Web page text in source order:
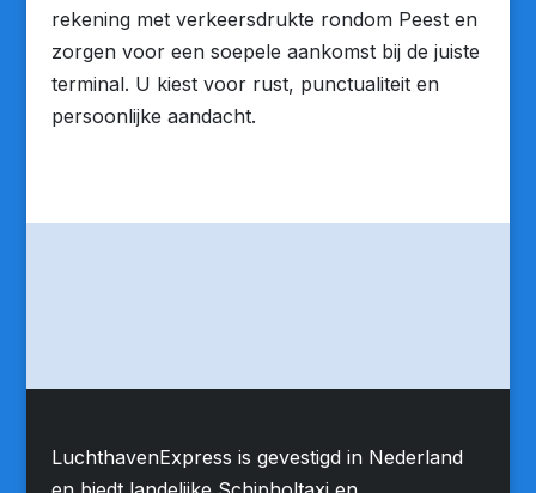
rekening met verkeersdrukte rondom Peest en
zorgen voor een soepele aankomst bij de juiste
terminal. U kiest voor rust, punctualiteit en
persoonlijke aandacht.
LuchthavenExpress is gevestigd in Nederland